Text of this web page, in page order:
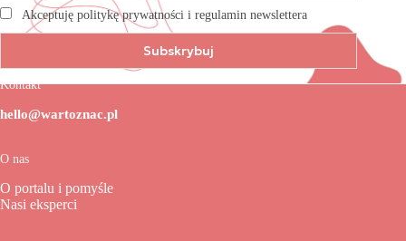
Akceptuję politykę prywatności i regulamin newslettera
Kontakt
hello@wartoznac.pl
O nas
O portalu i pomyśle
Nasi eksperci